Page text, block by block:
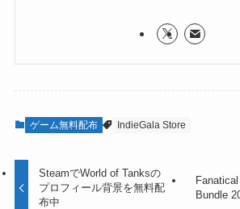
ゲーム無料配布 IndieGala Store
SteamでWorld of Tanksの
プロフィール背景を無料配
布中
Bundle